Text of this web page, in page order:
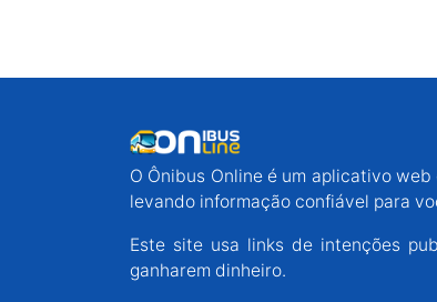
O Ônibus Online é um aplicativo
levando informação confiável para
Este site usa links de intenções
ganharem dinheiro.